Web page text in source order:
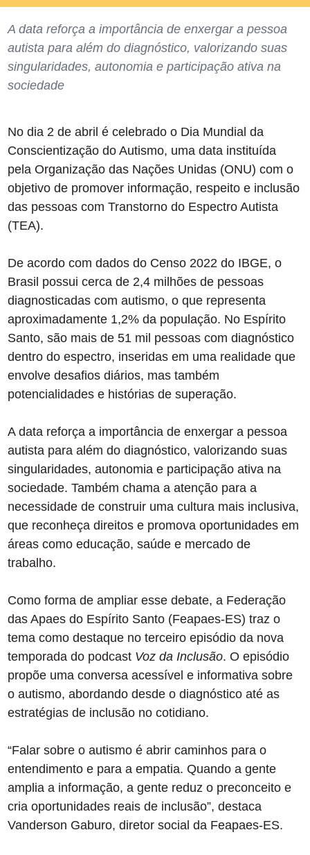
A data reforça a importância de enxergar a pessoa
autista para além do diagnóstico, valorizando suas
singularidades, autonomia e participação ativa na
sociedade
No dia 2 de abril é celebrado o Dia Mundial da
Conscientização do Autismo, uma data instituída
pela Organização das Nações Unidas (ONU) com o
objetivo de promover informação, respeito e inclusão
das pessoas com Transtorno do Espectro Autista
(TEA).
De acordo com dados do Censo 2022 do IBGE, o
Brasil possui cerca de 2,4 milhões de pessoas
diagnosticadas com autismo, o que representa
aproximadamente 1,2% da população. No Espírito
Santo, são mais de 51 mil pessoas com diagnóstico
dentro do espectro, inseridas em uma realidade que
envolve desafios diários, mas também
potencialidades e histórias de superação.
A data reforça a importância de enxergar a pessoa
autista para além do diagnóstico, valorizando suas
singularidades, autonomia e participação ativa na
sociedade. Também chama a atenção para a
necessidade de construir uma cultura mais inclusiva,
que reconheça direitos e promova oportunidades em
áreas como educação, saúde e mercado de
trabalho.
Como forma de ampliar esse debate, a Federação
das Apaes do Espírito Santo (Feapaes-ES) traz o
tema como destaque no terceiro episódio da nova
temporada do podcast Voz da Inclusão. O episódio
propõe uma conversa acessível e informativa sobre
o autismo, abordando desde o diagnóstico até as
estratégias de inclusão no cotidiano.
“Falar sobre o autismo é abrir caminhos para o
entendimento e para a empatia. Quando a gente
amplia a informação, a gente reduz o preconceito e
cria oportunidades reais de inclusão”, destaca
Vanderson Gaburo, diretor social da Feapaes-ES.